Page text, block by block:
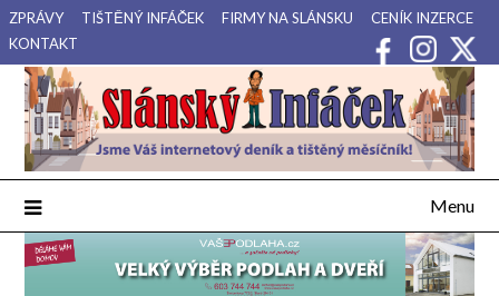
Přejdi
na
obsah
ZPRÁVY TIŠTĚNÝ INFÁČEK FIRMY NA SLÁNSKU
CENÍK INZERCE
KONTAKT
Slánský Infáček
Váš internetový deník a tištěný měsíčník pro Slánsko, Kladensko
a Lounsko.
Menu